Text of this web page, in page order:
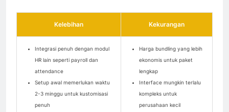
Kelebihan Kekurangan
Integrasi penuh dengan modul
HR lain seperti payroll dan
attendance
Setup awal memerlukan waktu
2-3 minggu untuk kustomisasi
penuh
Harga bundling yang lebih
ekonomis untuk paket
lengkap
Interface mungkin terlalu
kompleks untuk
perusahaan kecil